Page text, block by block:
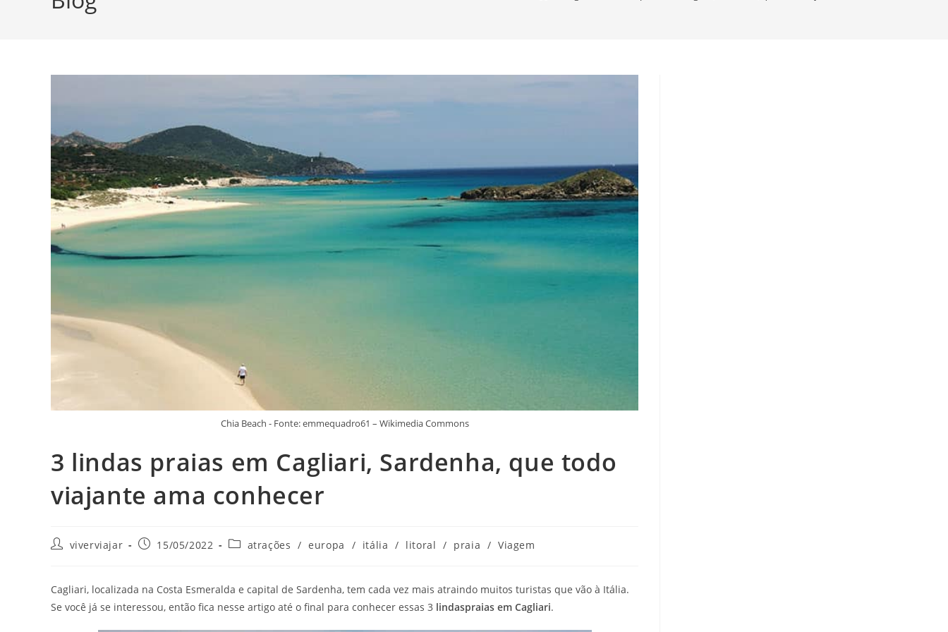
Chia Beach - Fonte: emmequadro61 – Wikimedia Commons
3 lindas praias em Cagliari, Sardenha, que todo
viajante ama conhecer
Autorviverviajar
Post15/05/2022
Categoria
atrações / europa / itália / litoral / praia / Viagem
Cagliari, localizada na Costa Esmeralda e capital de Sardenha, tem cada vez mais atraindo muitos turistas que vão à Itália.
Se você já se interessou, então fica nesse artigo até o final para conhecer essas 3 lindaspraias em Cagliari.